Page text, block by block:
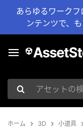
あらゆるワーク
ンテンツで、
アセットの検索
ホーム 3D 小道具